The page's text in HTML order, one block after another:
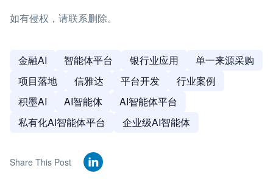
如有侵权，请联系删除。
金融AI 智能体平台 银行业应用
单一来源采购
项目落地
信雅达 平台开发
行业案例
积墨AI
AI智能体
AI智能体平台
私有化AI智能体平台
企业级AI智能体
Share This Post